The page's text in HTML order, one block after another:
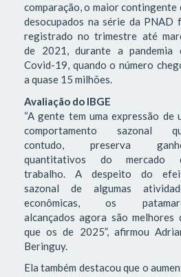
comparação, o maior contingente
desocupados na série da PNAD
registrado no trimestre até
de 2021, durante a pandemia
Covid-19, quando o número
a quase 15 milhões.
Avaliação do IBGE
“A gente tem uma expressão de
comportamento sazonal
contudo, preserva
quantitativos do mercado
trabalho. A despeito do
sazonal de algumas
econômicas, os
alcançados agora são melhores
que os de 2025”, afirmou
Beringuy.
Ela também destacou que o